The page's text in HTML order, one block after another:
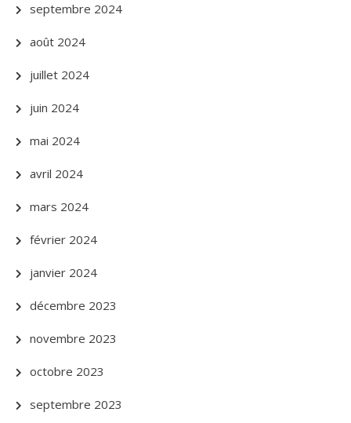
septembre 2024
août 2024
juillet 2024
juin 2024
mai 2024
avril 2024
mars 2024
février 2024
janvier 2024
décembre 2023
novembre 2023
octobre 2023
septembre 2023